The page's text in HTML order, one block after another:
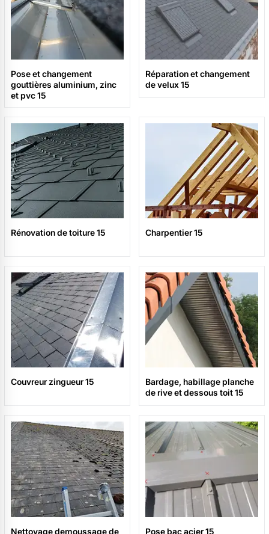
Pose et changement
gouttières aluminium, zinc
et pvc 15
Réparation et changement
de velux 15
Rénovation de toiture 15 Charpentier 15
Couvreur zingueur 15
Bardage, habillage planche
de rive et dessous toit 15
Nettoyage demoussage de Pose bac acier 15